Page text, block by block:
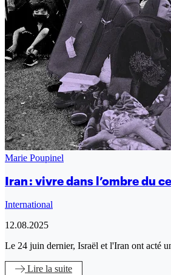
Marie Poupinel
Iran : vivre dans l’ombre du
International
12.08.2025
Le 24 juin dernier, Israël et l'Iran ont acté
Lire la suite